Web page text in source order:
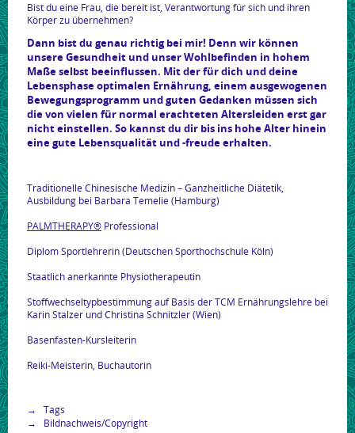
Bist du eine Frau, die bereit ist, Verantwortung für sich und ihren
Körper zu übernehmen?
Dann bist du genau richtig bei mir! Denn wir können
unsere Gesundheit und unser Wohlbefinden in hohem
Maße selbst beeinflussen. Mit der für dich und deine
Lebensphase optimalen Ernährung, einem ausgewogenen
Bewegungsprogramm und guten Gedanken müssen sich
die von vielen für normal erachteten Altersleiden erst gar
nicht einstellen. So kannst du dir bis ins hohe Alter hinein
eine gute Lebensqualität und -freude erhalten.
Traditionelle Chinesische Medizin – Ganzheitliche Diätetik,
Ausbildung bei Barbara Temelie (Hamburg)
PALMTHERAPY® Professional
Diplom Sportlehrerin (Deutschen Sporthochschule Köln)
Staatlich anerkannte Physiotherapeutin
Stoffwechseltypbestimmung auf Basis der TCM Ernährungslehre bei
Karin Stalzer und Christina Schnitzler (Wien)
Basenfasten-Kursleiterin
Reiki-Meisterin, Buchautorin
Tags
Bildnachweis/Copyright